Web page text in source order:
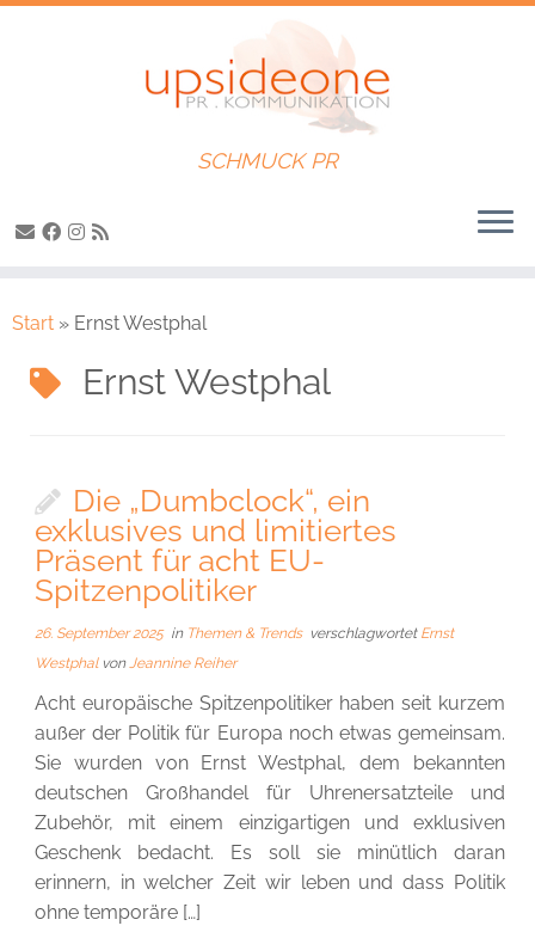
Inhalt
SCHMUCK PR
Start » Ernst Westphal
Ernst Westphal
Die „Dumbclock“, ein
exklusives und limitiertes
Präsent für acht EU-
Spitzenpolitiker
26. September 2025in Themen & Trends verschlagwortet Ernst
Westphal vonJeannine Reiher
Acht europäische Spitzenpolitiker haben seit kurzem
außer der Politik für Europa noch etwas gemeinsam.
Sie wurden von Ernst Westphal, dem bekannten
deutschen Großhandel für Uhrenersatzteile und
Zubehör, mit einem einzigartigen und exklusiven
Geschenk bedacht. Es soll sie minütlich daran
erinnern, in welcher Zeit wir leben und dass Politik
ohne temporäre […]